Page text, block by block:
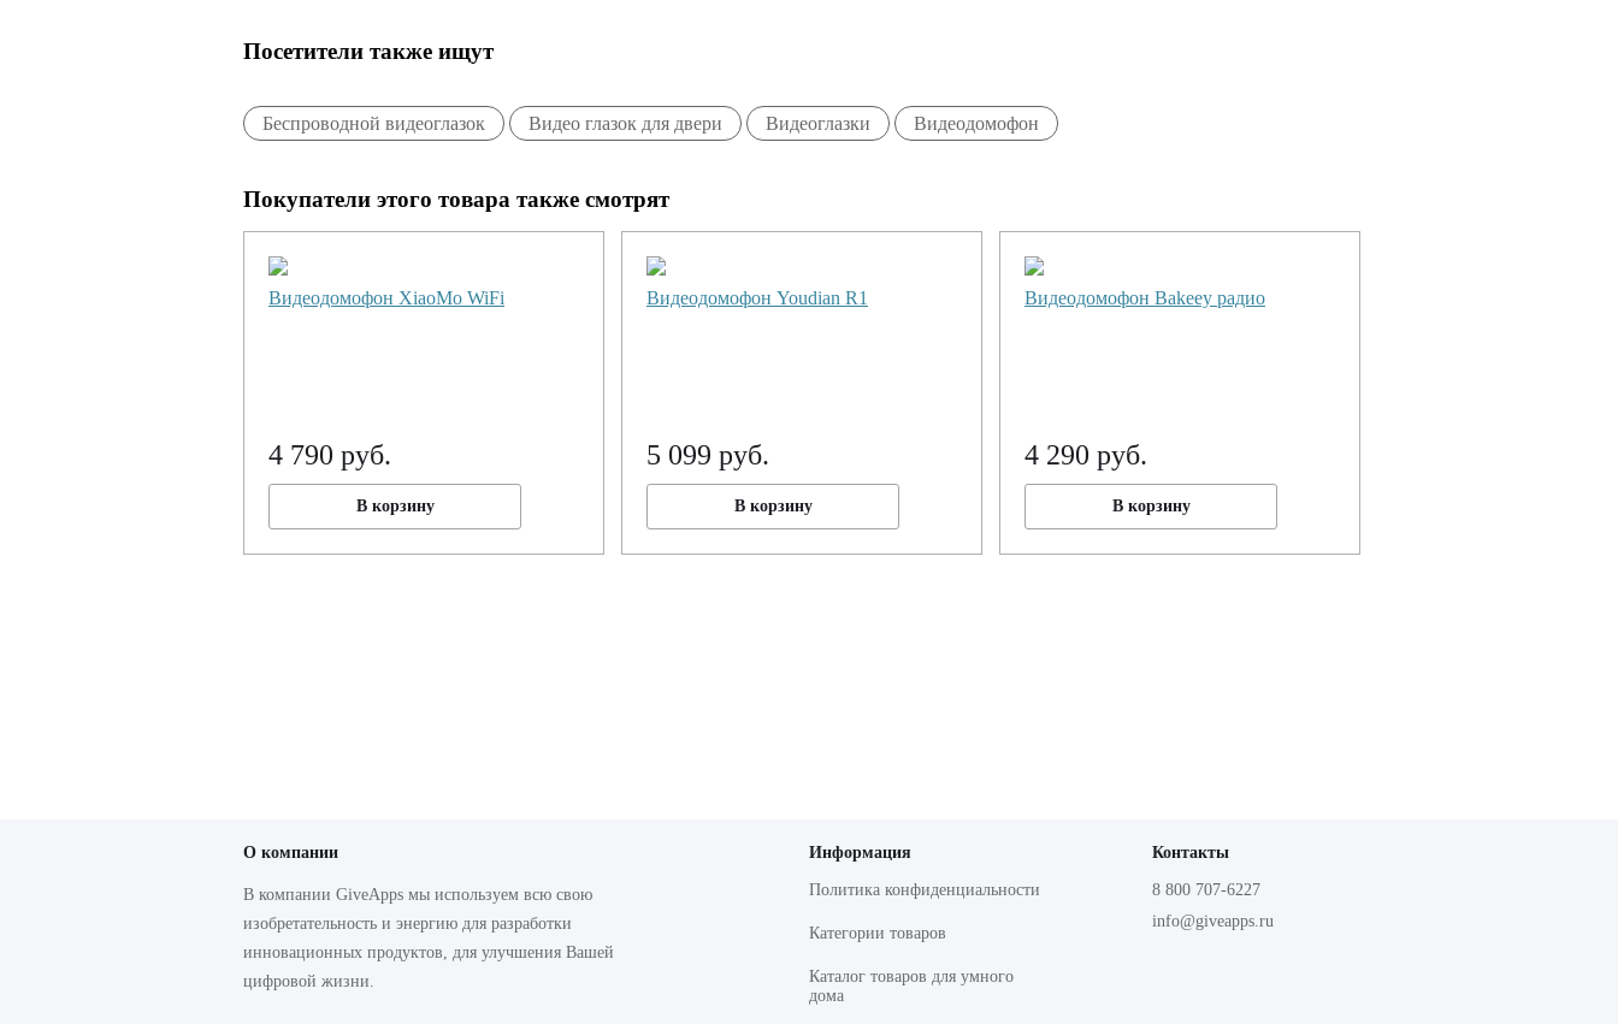
Посетители также ищут
Беспроводной видеоглазок Видео глазок для двери Видеоглазки Видеодомофон
Покупатели этого товара также смотрят
Видеодомофон XiaoMo WiFi
4 790 руб.
В корзину
Видеодомофон Youdian R1
5 099 руб.
В корзину
Видеодомофон Bakeey радио
4 290 руб.
В корзину
О компании
В компании GiveApps мы используем всю свою
изобретательность и энергию для разработки
инновационных продуктов, для улучшения Вашей
цифровой жизни.
Информация
Политика конфиденциальности
Категории товаров
Каталог товаров для умного
дома
Контакты
8 800 707-6227
info@giveapps.ru